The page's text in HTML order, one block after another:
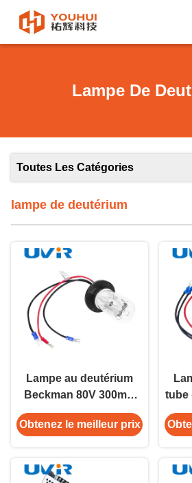
Lampe De
Toutes Les Catégories
lampe de deutérium
Lampe au deutérium
Beckman 80V 300mA
Spectrophotomètre UV
Vis
Obtenez le meilleur prix
tube